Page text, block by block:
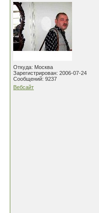
Откуда: Москва
Зарегистрирован: 2006-07-24
Сообщений: 9237
Вебсайт